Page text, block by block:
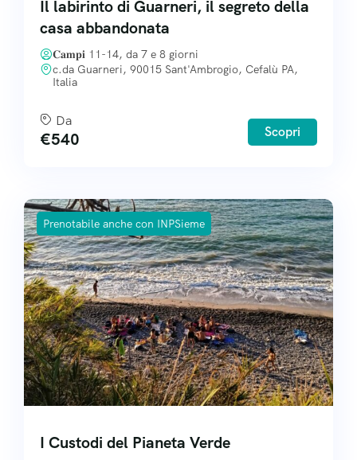
Il labirinto di Guarneri, il segreto della
casa abbandonata
𝐂𝐚𝐦𝐩𝐢 11-14, da 7 e 8 giorni
c.da Guarneri, 90015 Sant'Ambrogio, Cefalù PA,
Italia
Da
€540 Scopri
Prenotabile anche con INPSieme
I Custodi del Pianeta Verde